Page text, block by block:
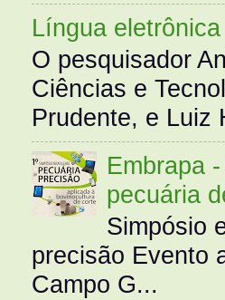
Língua eletrônica
O pesquisador
Ciências e
Prudente, e Luiz
Embrapa
pecuária
Simpósio
precisão Evento
Campo G...